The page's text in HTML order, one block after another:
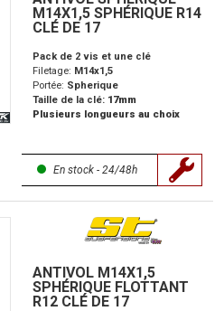
M14X1,5 SPHÉRIQUE R14
CLÉ DE 17
Pack de 2 vis et une clé
Filetage: M14x1,5
Portée: Spherique
Taille de la clé: 17mm
Plusieurs longueurs au choix
En stock - 24/48h
ANTIVOL M14X1,5
SPHÉRIQUE FLOTTANT
R12 CLÉ DE 17